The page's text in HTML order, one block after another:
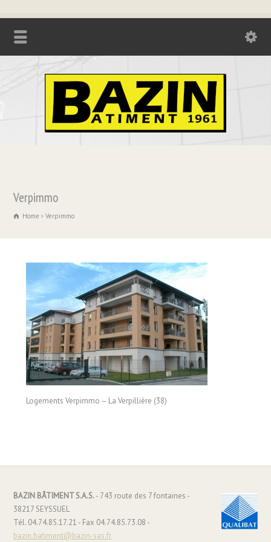
Verpimmo
Home Verpimmo
Logements Verpimmo – La Verpillière (38)
BAZIN BÂTIMENT S.A.S.- 743 route des 7 fontaines -
38217 SEYSSUEL
Tél. 04.74.85.17.21 - Fax 04.74.85.73.08 -
bazin.batiment@bazin-sas.fr